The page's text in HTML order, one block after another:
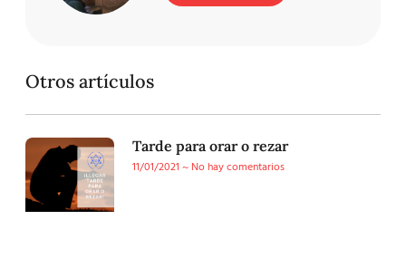
Otros artículos
Tarde para orar o rezar
11/01/2021
No hay comentarios